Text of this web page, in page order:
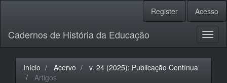
principal
Barra
Lateral
Register Acesso
Cadernos de História da Educação
Início Acervo
v. 24 (2025): Publicação Contínua
Artigos